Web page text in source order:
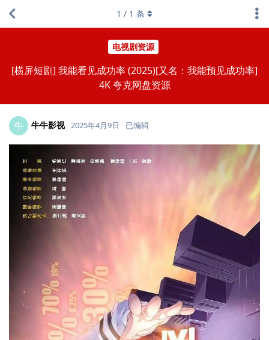
电视剧资源
[横屏短剧] 我能看见成功率 (2025)[又名：我能预见成功率]
4K 夸克网盘资源
1 / 1 条
牛 牛牛影视 2025年4月9日 已编辑